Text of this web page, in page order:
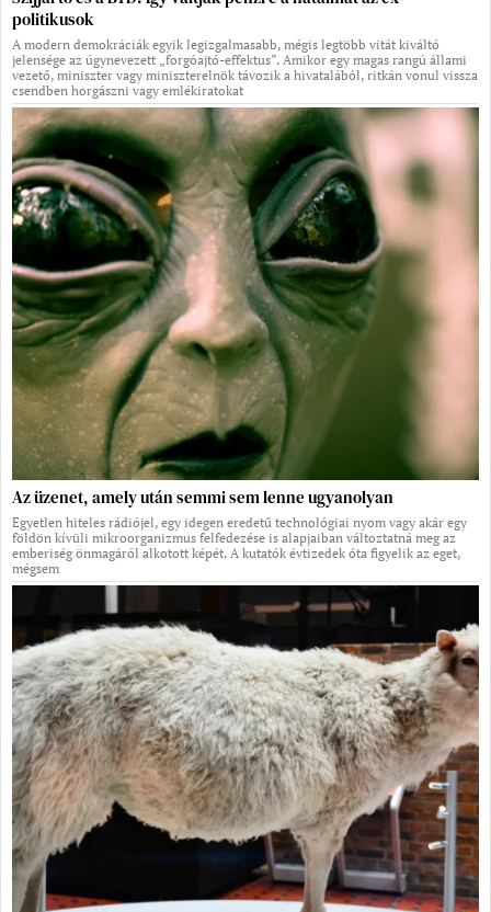
politikusok
A modern demokráciák egyik legizgalmasabb, mégis legtöbb vitát kiváltó
jelensége az úgynevezett „forgóajtó-effektus”. Amikor egy magas rangú állami
vezető, miniszter vagy miniszterelnök távozik a hivatalából, ritkán vonul vissza
csendben horgászni vagy emlékiratokat
Az üzenet, amely után semmi sem lenne ugyanolyan
Egyetlen hiteles rádiójel, egy idegen eredetű technológiai nyom vagy akár egy
földön kívüli mikroorganizmus felfedezése is alapjaiban változtatná meg az
emberiség önmagáról alkotott képét. A kutatók évtizedek óta figyelik az eget,
mégsem